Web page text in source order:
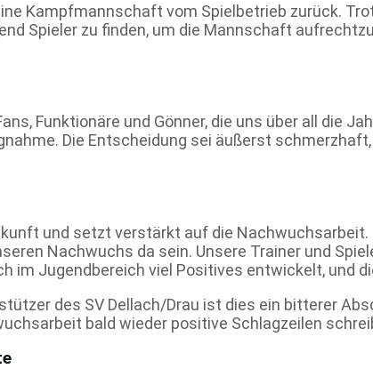
Kampfmannschaft vom Spielbetrieb zurück.
Spieler zu finden, um die Mannschaft
Funktionäre und Gönner, die uns über all die
Die Entscheidung sei äußerst
und setzt verstärkt auf die
Nachwuchs da sein. Unsere Trainer und
im Jugendbereich viel Positives entwickelt, und
des SV Dellach/Drau ist dies ein bitterer
bald wieder positive Schlagzeilen